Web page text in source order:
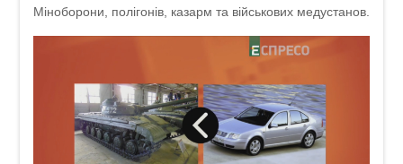
Міноборони, полігонів, казарм та військових медустанов.